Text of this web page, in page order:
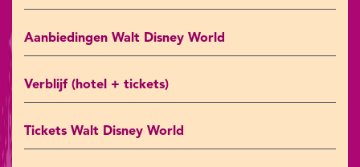
Aanbiedingen Walt Disney World
Verblijf (hotel + tickets)
Tickets Walt Disney World